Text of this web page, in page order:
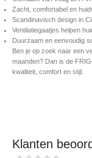
Zacht, comfortabel en
Scandinavisch design in
Ventilatiegaatjes helpen
Duurzaam en eenvoudig
Ben je op zoek naar een
maanden? Dan is de
kwaliteit, comfort en stijl.
Klanten